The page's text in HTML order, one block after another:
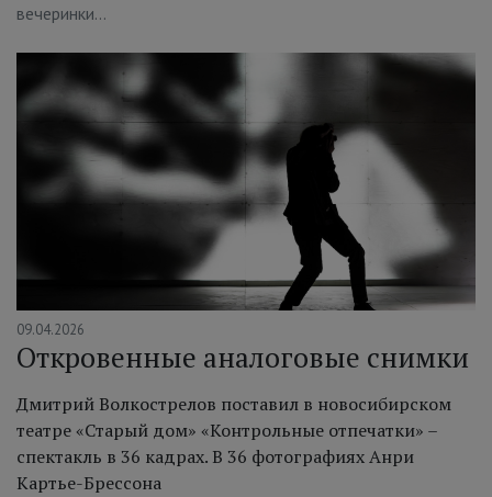
вечеринки…
09.04.2026
Откровенные аналоговые снимки
Дмитрий Волкострелов поставил в новосибирском
театре «Старый дом» «Контрольные отпечатки» –
спектакль в 36 кадрах. В 36 фотографиях Анри
Картье-Брессона